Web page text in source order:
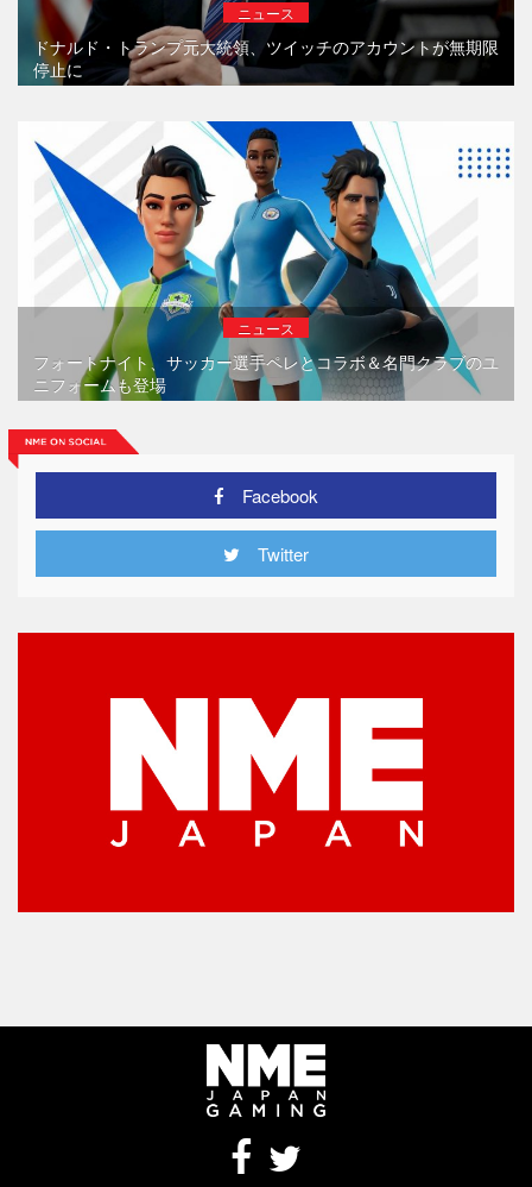
ニュース
ドナルド・トランプ元大統領、ツイッチのアカウントが無期限
停止に
ニュース
フォートナイト、サッカー選手ペレとコラボ＆名門クラブのユ
ニフォームも登場
Facebook
Twitter